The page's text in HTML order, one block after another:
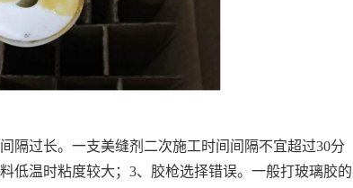
隔过长。一支美缝剂二次施工时间间隔不宜超过30分
低温时粘度较大；3、胶枪选择错误。一般打玻璃胶的